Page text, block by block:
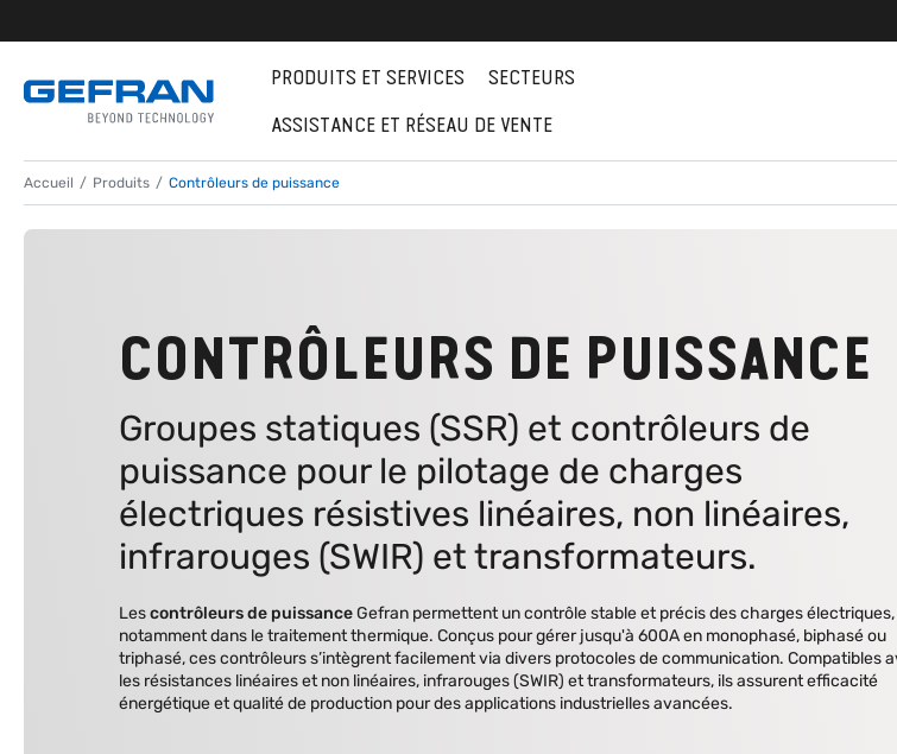
PRODUITS ET SERVICES
SECTEURS
ASSISTANCE ET RÉSEAU DE VENTE
Accueil Produits Contrôleurs de puissance
CONTRÔLEURS DE PUISSANCE
Groupes statiques (SSR) et contrôleurs de
puissance pour le pilotage de charges
électriques résistives linéaires, non linéaires,
infrarouges (SWIR) et transformateurs.
Lescontrôleurs de puissanceGefran permettent un contrôle stable et précis des charges électriques,
notamment dans le traitement thermique. Conçus pour gérer jusqu'à 600A en monophasé, biphasé ou
triphasé, ces contrôleurs s’intègrent facilement via divers protocoles de communication. Compatibles
les résistances linéaires et non linéaires, infrarouges (SWIR) et transformateurs, ils assurent efficacité
énergétique et qualité de production pour des applications industrielles avancées.